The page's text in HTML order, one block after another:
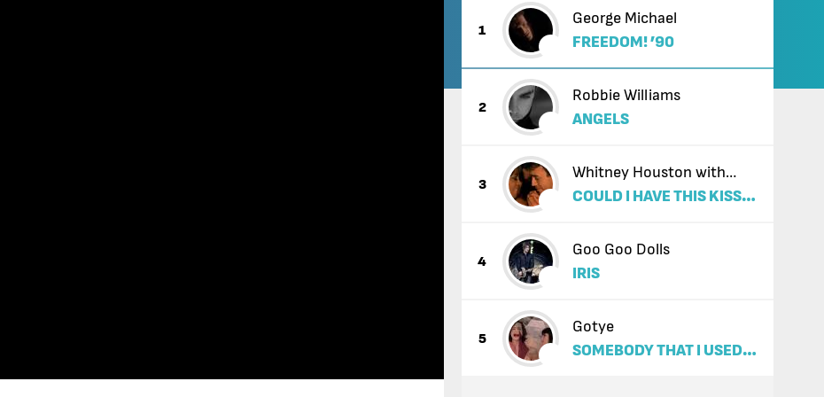
1
George Michael
FREEDOM! ’90
2
Robbie Williams
ANGELS
3
Whitney Houston with
Enrique Iglesias
COULD I HAVE THIS KISS
4
Goo Goo Dolls
IRIS
5
Gotye
SOMEBODY THAT I USED